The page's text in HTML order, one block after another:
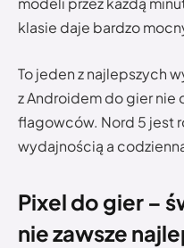
klasie daje bardzo
To jeden z najlepszych
z Androidem do gier nie
flagowców. Nord 5 jest
wydajnością a
Pixel do gier –
nie zawsze